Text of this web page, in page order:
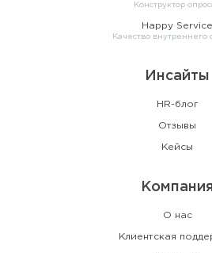
Конструктор
Happy Service
Качество внутреннего
Инсайты
HR-блог
Отзывы
Кейсы
О нас
Клиентская